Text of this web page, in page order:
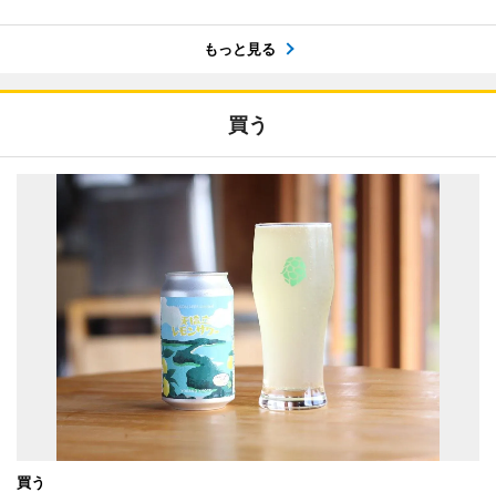
もっと見る
買う
買う